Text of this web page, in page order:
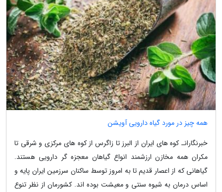
همه چیز در مورد گیاه دارویی آویشن
خبرنگارانـ کوه های ایران از البرز تا زاگرس از کوه های مرکزی و شرقی تا
مکران همه مخازن ارزشمند انواع گیاهان معجزه گر دارویی هستند.
گیاهانی که از اعصار قدیم تا به امروز توسط ساکنان سرزمین ایران پایه و
اساس درمان به شیوه سنتی و معیشت بوده اند. کشورمان از نظر تنوع